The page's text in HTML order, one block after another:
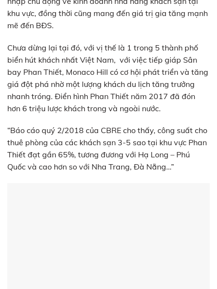
khu vực, đồng thời cũng mang đến giá trị gia tăng mạnh
mẽ đến BĐS.
Chưa dừng lại tại đó, với vị thế là 1 trong 5 thành phố
biển hút khách nhất Việt Nam, với việc tiếp giáp Sân
bay Phan Thiết, Monaco Hill có cơ hội phát triển và tăng
giá đột phá nhờ một lượng khách du lịch tăng trưởng
nhanh tróng. Điển hình Phan Thiết năm 2017 đã đón
hơn 6 triệu lược khách trong và ngoài nước.
“Báo cáo quý 2/2018 của CBRE cho thấy, công suất cho
thuê phòng của các khách sạn 3-5 sao tại khu vực Phan
Thiết đạt gần 65%, tương đương với Hạ Long – Phú
Quốc và cao hơn so với Nha Trang, Đà Nẵng…”